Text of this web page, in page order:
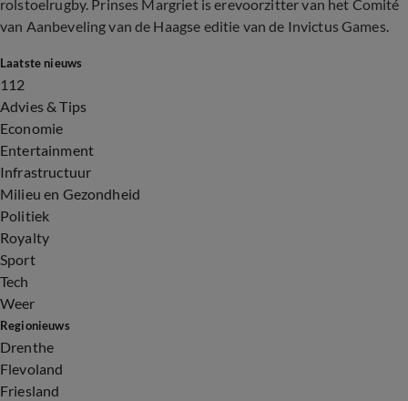
rolstoelrugby. Prinses Margriet is erevoorzitter van het Comité
van Aanbeveling van de Haagse editie van de Invictus Games.
Laatste nieuws
112
Advies & Tips
Economie
Entertainment
Infrastructuur
Milieu en Gezondheid
Politiek
Royalty
Sport
Tech
Weer
Regionieuws
Drenthe
Flevoland
Friesland